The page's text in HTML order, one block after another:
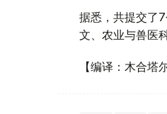
据悉，共提交了
文、农业与兽医
【编译：木合塔